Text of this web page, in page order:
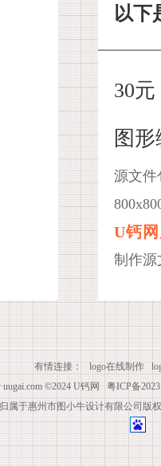
以下
30
图
源文件
U钙
制作源
有情连接： logo在线制作
uugai.com ©2024 U钙网 粤ICP备
属于惠州市图小牛设计有限公司版